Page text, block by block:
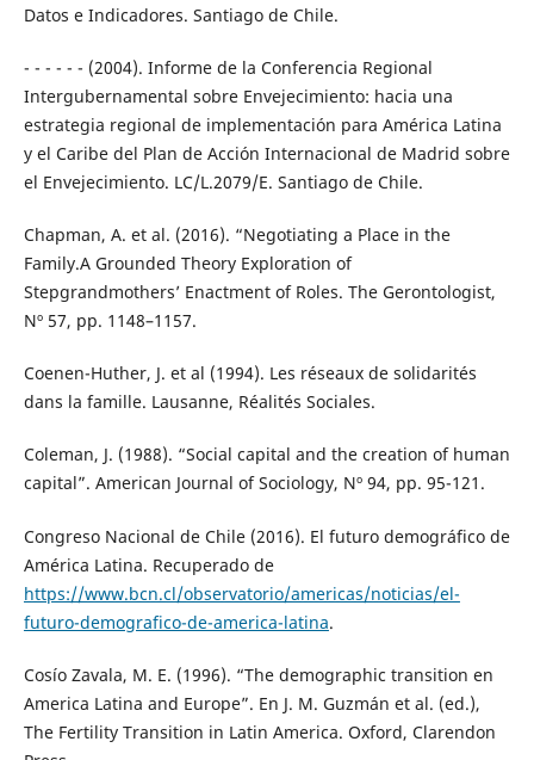
Datos e Indicadores. Santiago de Chile.
- - - - - - (2004). Informe de la Conferencia Regional
Intergubernamental sobre Envejecimiento: hacia una
estrategia regional de implementación para América Latina
y el Caribe del Plan de Acción Internacional de Madrid sobre
el Envejecimiento. LC/L.2079/E. Santiago de Chile.
Chapman, A. et al. (2016). “Negotiating a Place in the
Family.A Grounded Theory Exploration of
Stepgrandmothers’ Enactment of Roles. The Gerontologist,
Nº 57, pp. 1148–1157.
Coenen-Huther, J. et al (1994). Les réseaux de solidarités
dans la famille. Lausanne, Réalités Sociales.
Coleman, J. (1988). “Social capital and the creation of human
capital”. American Journal of Sociology, Nº 94, pp. 95-121.
Congreso Nacional de Chile (2016). El futuro demográfico de
América Latina. Recuperado de
https://www.bcn.cl/observatorio/americas/noticias/el-
futuro-demografico-de-america-latina.
Cosío Zavala, M. E. (1996). “The demographic transition en
America Latina and Europe”. En J. M. Guzmán et al. (ed.),
The Fertility Transition in Latin America. Oxford, Clarendon